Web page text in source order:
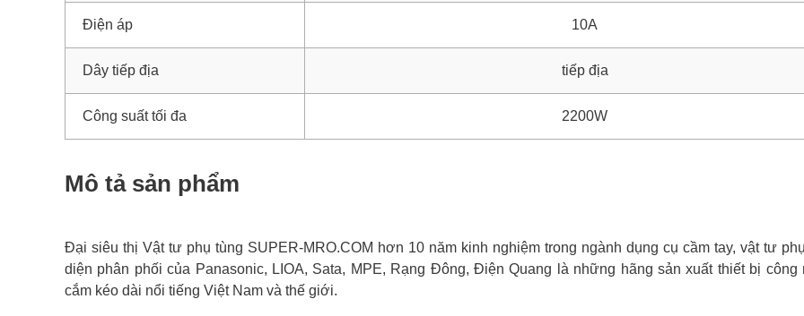
Điện áp 10A
Dây tiếp địa tiếp địa
Công suất tối đa 2200W
Mô tả sản phẩm
Đại siêu thị Vật tư phụ tùng SUPER-MRO.COM hơn 10 năm kinh nghiệm trong ngành dụng cụ cầm tay, vật tư
diện phân phối của Panasonic, LIOA, Sata, MPE, Rạng Đông, Điện Quang là những hãng sản xuất thiết bị công
cắm kéo dài nổi tiếng Việt Nam và thế giới.